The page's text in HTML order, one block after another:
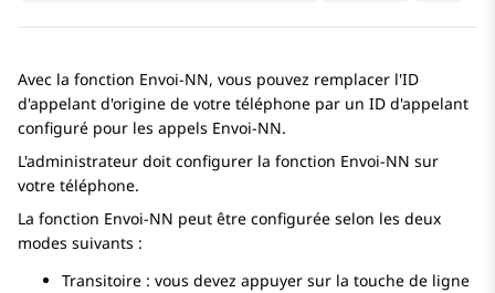
Avec la fonction Envoi-NN, vous pouvez remplacer l'ID
d'appelant d'origine de votre téléphone par un ID d'appelant
configuré pour les appels Envoi-NN.
L'administrateur doit configurer la fonction Envoi-NN sur
votre téléphone.
La fonction Envoi-NN peut être configurée selon les deux
modes suivants :
Transitoire : vous devez appuyer sur la touche de ligne